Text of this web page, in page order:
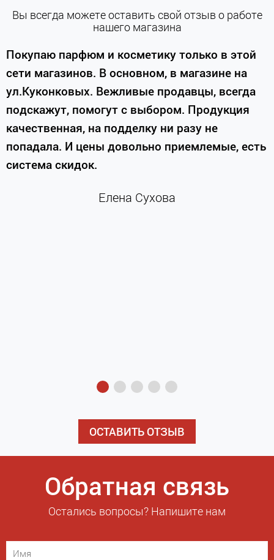
Вы всегда можете оставить свой отзыв о работе
нашего магазина
Покупаю парфюм и косметику только в этой
сети магазинов. В основном, в магазине на
ул.Куконковых. Вежливые продавцы, всегда
подскажут, помогут с выбором. Продукция
качественная, на подделку ни разу не
попадала. И цены довольно приемлемые, есть
система скидок.
Елена Сухова
ОСТАВИТЬ ОТЗЫВ
Обратная связь
Остались вопросы? Напишите нам